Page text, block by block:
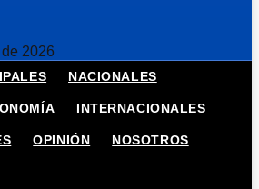
2026
NACIONALES
INTERNACIONALES
OPINIÓN NOSOTROS